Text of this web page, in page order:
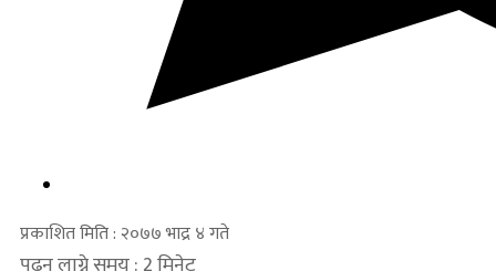
प्रकाशित मिति : २०७७ भाद्र ४ गते